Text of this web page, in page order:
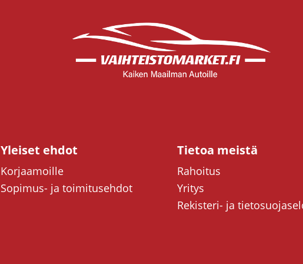
Yleiset ehdot
Korjaamoille
Sopimus- ja toimitusehdot
Tietoa meistä
Rahoitus
Yritys
Rekisteri- ja